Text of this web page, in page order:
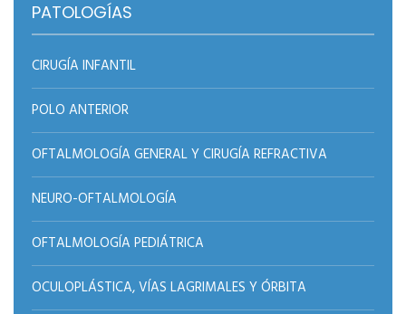
PATOLOGÍAS
CIRUGÍA INFANTIL
POLO ANTERIOR
OFTALMOLOGÍA GENERAL Y CIRUGÍA REFRACTIVA
NEURO-OFTALMOLOGÍA
OFTALMOLOGÍA PEDIÁTRICA
OCULOPLÁSTICA, VÍAS LAGRIMALES Y ÓRBITA